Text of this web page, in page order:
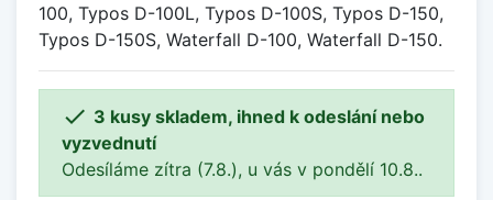
100, Typos D-100L, Typos D-100S, Typos D-150,
Typos D-150S, Waterfall D-100, Waterfall D-150.
 3 kusy skladem, ihned k odeslání nebo
vyzvednutí
Odesíláme zítra (7.8.), u vás v pondělí 10.8..